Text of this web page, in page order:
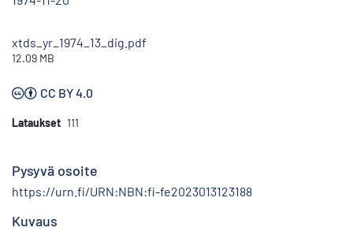
xtds_yr_1974_13_dig.pdf
12.09 MB
CC BY 4.0
Lataukset 111
Pysyvä osoite
https://urn.fi/URN:NBN:fi-fe2023013123188
Kuvaus